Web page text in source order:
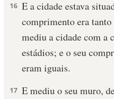
16 E a cidade estava
comprimento era
mediu a cidade com a
estádios; e o seu
eram iguais.
17 E mediu o seu muro,